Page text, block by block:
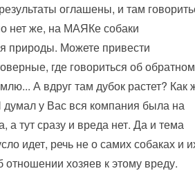
оглашены, и там
нет же, на МАЯКе собаки
природы. Можете привести
где говориться об
А вдруг там дубок растет? Как
думал у Вас вся компания была на
а тут сразу и вреда нет. Да и тема
идет, речь не о самих собаках и
отношении хозяев к этому вреду.